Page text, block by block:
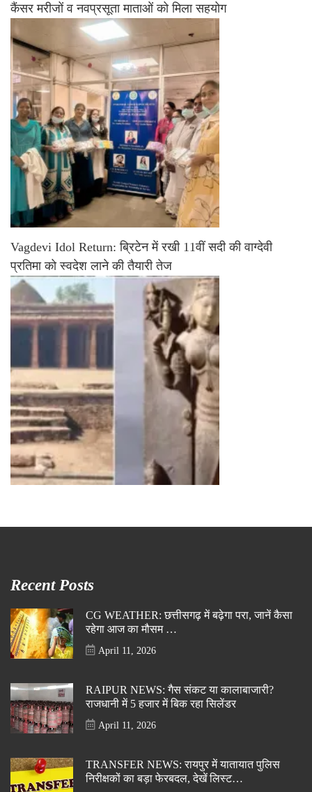
कैंसर मरीजों व नवप्रसूता माताओं को मिला सहयोग
Vagdevi Idol Return: ब्रिटेन में रखी 11वीं सदी की वाग्देवी
प्रतिमा को स्वदेश लाने की तैयारी तेज
Recent Posts
CG WEATHER: छत्तीसगढ़ में बढ़ेगा परा, जानें कैसा
रहेगा आज का मौसम …
April 11, 2026
RAIPUR NEWS: गैस संकट या कालाबाजारी?
राजधानी में 5 हजार में बिक रहा सिलेंडर
April 11, 2026
TRANSFER NEWS: रायपुर में यातायात पुलिस
निरीक्षकों का बड़ा फेरबदल, देखें लिस्ट…